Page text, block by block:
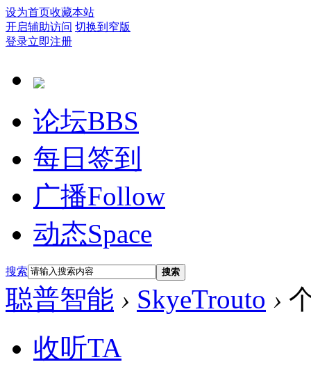
设为首页收藏本站
开启辅助访问 切换到窄版
登录立即注册
论坛BBS
每日签到
广播Follow
动态Space
搜索 搜索
聪普智能 › SkyeTrouto ›
收听TA